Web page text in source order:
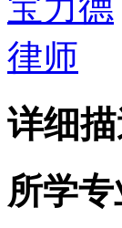
详细
所学专